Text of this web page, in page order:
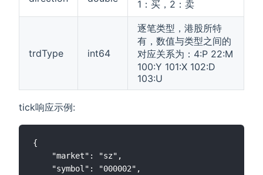
1：买，2：卖
trdType int64
逐笔类型，港股所特
有，数值与类型之间的
对应关系为：4:P 22:M
100:Y 101:X 102:D
103:U
tick响应示例:
{
    "market": "sz",
    "symbol": "000002",